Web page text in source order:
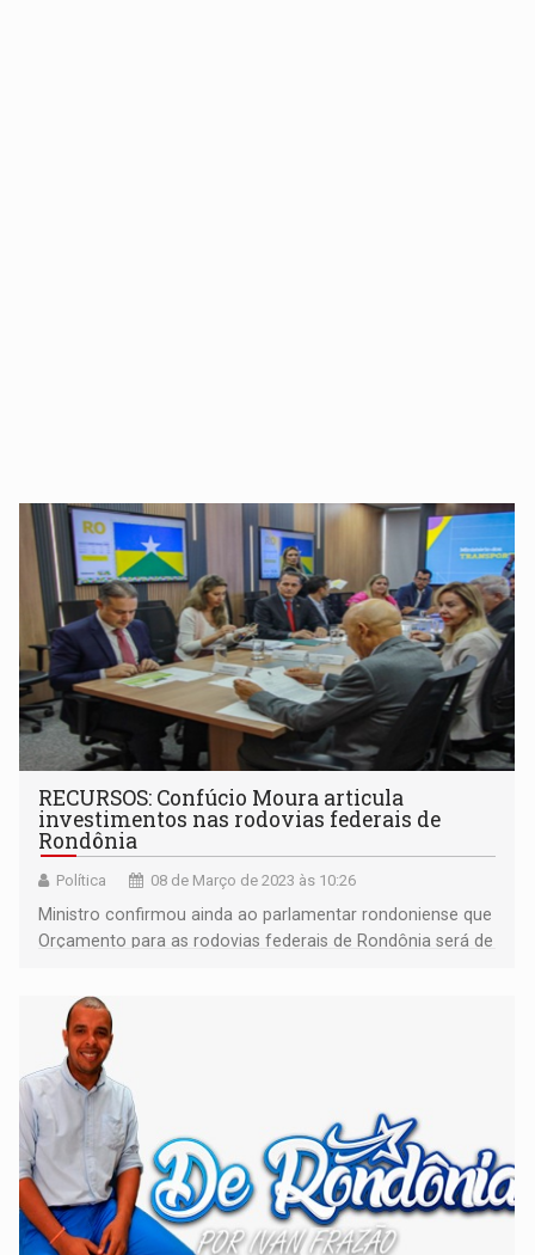
RECURSOS: Confúcio Moura articula
investimentos nas rodovias federais de
Rondônia
Política 08 de Março de 2023 às 10:26
Ministro confirmou ainda ao parlamentar rondoniense que
Orçamento para as rodovias federais de Rondônia será de